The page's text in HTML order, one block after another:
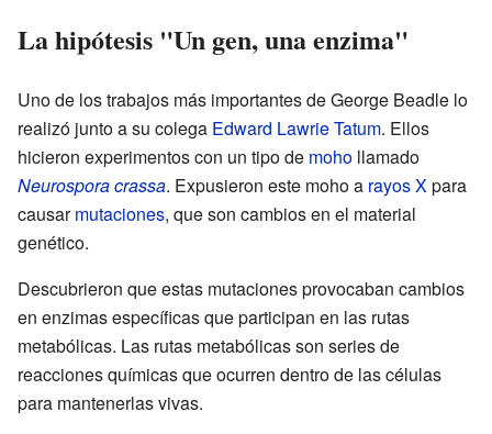
La hipótesis "Un gen, una enzima"
Uno de los trabajos más importantes de George Beadle lo
realizó junto a su colega Edward Lawrie Tatum. Ellos
hicieron experimentos con un tipo de moho llamado
Neurospora crassa. Expusieron este moho a rayos Xpara
causarmutaciones, que son cambios en el material
genético.
Descubrieron que estas mutaciones provocaban cambios
en enzimas específicas que participan en las rutas
metabólicas. Las rutas metabólicas son series de
reacciones químicas que ocurren dentro de las células
para mantenerlas vivas.